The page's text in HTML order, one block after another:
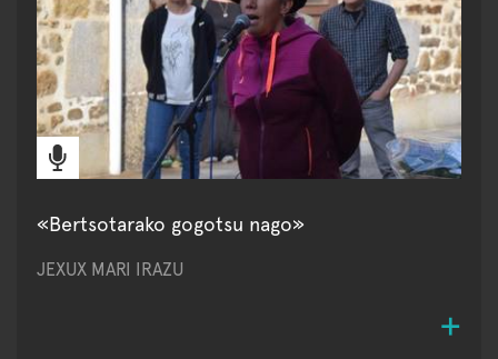
«Bertsotarako gogotsu nago»
JEXUX MARI IRAZU